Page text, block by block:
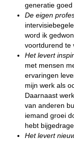
generatie
De eigen
word ik
voortdurend te
Het levert
met mensen
ervaringen
mijn werk als
Daarnaast
van anderen
iemand groei
hebt
Het levert